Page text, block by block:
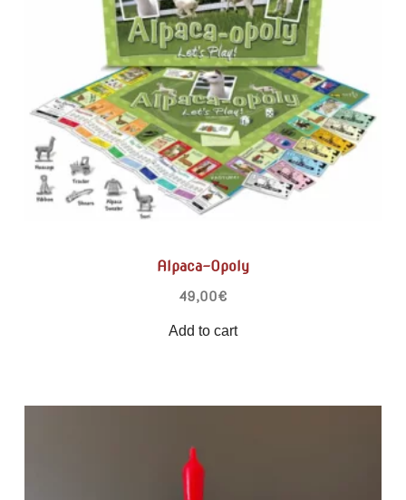
Alpaca-Opoly
49,00€
Add to cart